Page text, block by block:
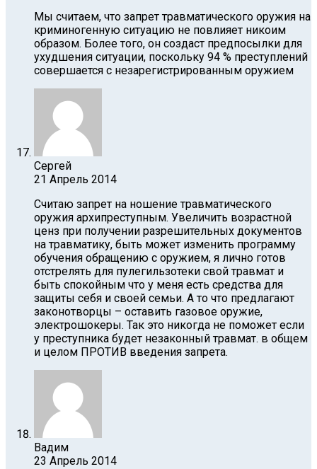
Мы считаем, что запрет травматического оружия на
криминогенную ситуацию не повлияет никоим
образом. Более того, он создаст предпосылки для
ухудшения ситуации, поскольку 94 % преступлений
совершается с незарегистрированным оружием
Сергей
21 Апрель 2014
Считаю запрет на ношение травматического
оружия архипреступным. Увеличить возрастной
ценз при получении разрешительных документов
на травматику, быть может изменить программу
обучения обращению с оружием, я лично готов
отстрелять для пулегильзотеки свой травмат и
быть спокойным что у меня есть средства для
защиты себя и своей семьи. А то что предлагают
законотворцы – оставить газовое оружие,
электрошокеры. Так это никогда не поможет если
у преступника будет незаконный травмат. в общем
и целом ПРОТИВ введения запрета.
Вадим
23 Апрель 2014